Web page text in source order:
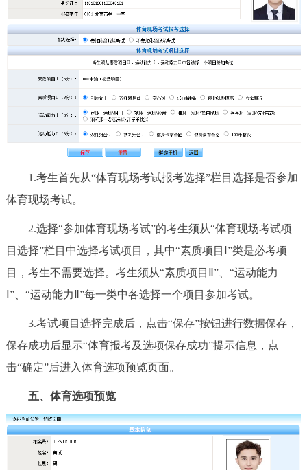
回到顶部
1.考生首先从“体育现场考试报考选择”栏目选择是否参加
体育现场考试。
2.选择“参加体育现场考试”的考生须从“体育现场考试项
目选择”栏目中选择考试项目，其中“素质项目Ⅰ”类是必考项
目，考生不需要选择。考生须从“素质项目Ⅱ”、“运动能力
Ⅰ”、“运动能力Ⅱ”每一类中各选择一个项目参加考试。
3.考试项目选择完成后，点击“保存”按钮进行数据保存，
保存成功后显示“体育报考及选项保存成功”提示信息，点
击“确定”后进入体育选项预览页面。
五、体育选项预览